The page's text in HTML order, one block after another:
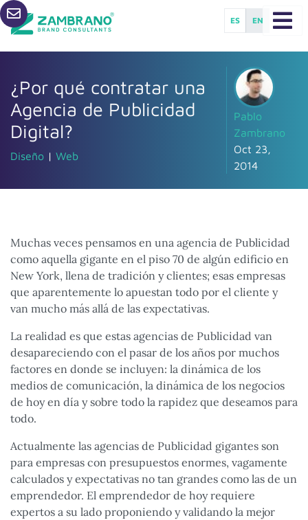
EN
ES
¿Por qué contratar una
Agencia de Publicidad
Digital?
Diseño | Web
Pablo
Zambrano
Oct 23,
2014
Muchas veces pensamos en una agencia de Publicidad
como aquella gigante en el piso 70 de algún edificio en
New York, llena de tradición y clientes; esas empresas
que aparentemente lo apuestan todo por el cliente y
van mucho más allá de las expectativas.
La realidad es que estas agencias de Publicidad van
desapareciendo con el pasar de los años por muchos
factores en donde se incluyen: la dinámica de los
medios de comunicación, la dinámica de los negocios
de hoy en día y sobre todo la rapidez que deseamos para
todo.
Actualmente las agencias de Publicidad gigantes son
para empresas con presupuestos enormes, vagamente
calculados y expectativas no tan grandes como las de un
emprendedor. El emprendedor de hoy requiere
expertos a su lado proponiendo y validando la mejor